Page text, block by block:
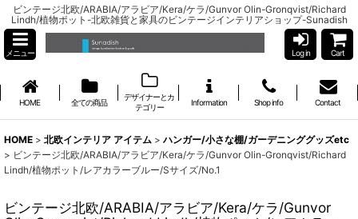
ビンテージ北欧/ARABIA/アラビア/Kera/ケラ/Gunvor Olin-Gronqvist/Richard
Lindh/植物ポット-北欧雑貨と家具のビンテージインテリアショップ-Sunadish
メニュー Log in Cart
HOME 全ての商品
デザイナーとカ
テゴリー
Information Shop info Contact
HOME > 北欧インテリア アイテム > ハンガー/小さな棚/ガーデニンググッズetc
> ビンテージ北欧/ARABIA/アラビア/Kera/ケラ/Gunvor Olin-Gronqvist/Richard
Lindh/植物ポット/レアカラーブルー/Sサイズ/No.1
ビンテージ北欧/ARABIA/アラビア/Kera/ケラ/Gunvor